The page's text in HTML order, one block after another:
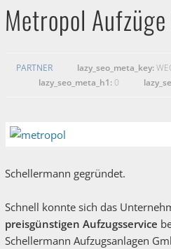
Metropol
PARTNER lazy_seo_meta_key:
lazy_seo_meta_h1:0
Schellermann gegründet.
Schnell konnte sich das
preisgünstigen Aufzugsservice
Schellermann Aufzugsanlagen